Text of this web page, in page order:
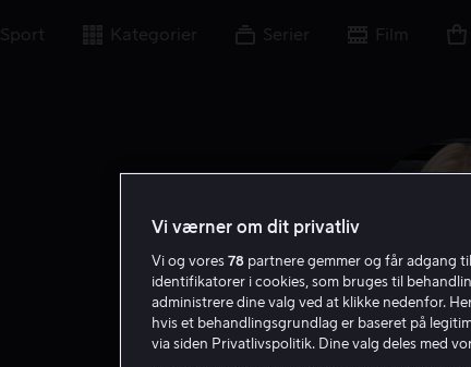
Sport Kategorier Serier Film
Vi værner om dit privatliv
Vi og vores 78 partnere gemmer og får adgang
identifikatorer i cookies, som bruges til
administrere dine valg ved at klikke nedenfor.
hvis et behandlingsgrundlag er baseret på
via siden Privatlivspolitik. Dine valg deles med